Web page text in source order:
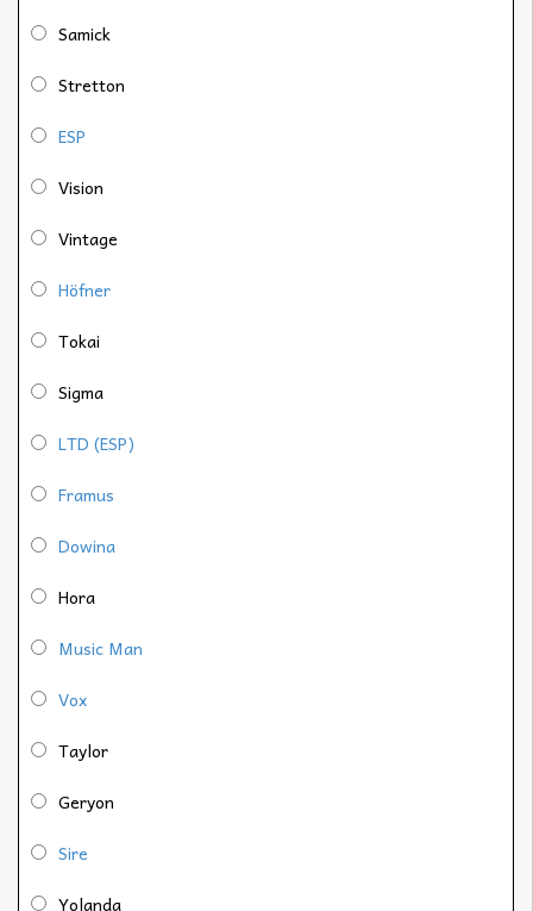
Samick
Stretton
ESP
Vision
Vintage
Höfner
Tokai
Sigma
LTD (ESP)
Framus
Dowina
Hora
Music Man
Vox
Taylor
Geryon
Sire
Yolanda